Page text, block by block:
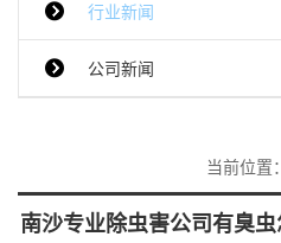
行业新闻
公司新闻
当前位置：
南沙专业除虫害公司有臭